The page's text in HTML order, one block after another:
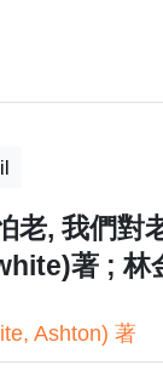
老, 我們對
著 ; 林
Ashton) 著